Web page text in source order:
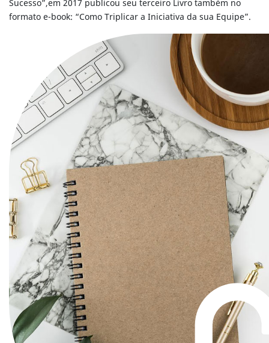
Sucesso”,em 2017 publicou seu terceiro Livro também no
formato e-book: “Como Triplicar a Iniciativa da sua Equipe”.